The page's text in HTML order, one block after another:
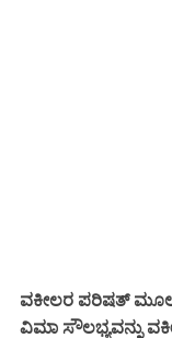
ವಕೀಲರ ಪರಿಷತ್
ವಿಮಾ ಸೌಲಭ್ಯವನ್ನು